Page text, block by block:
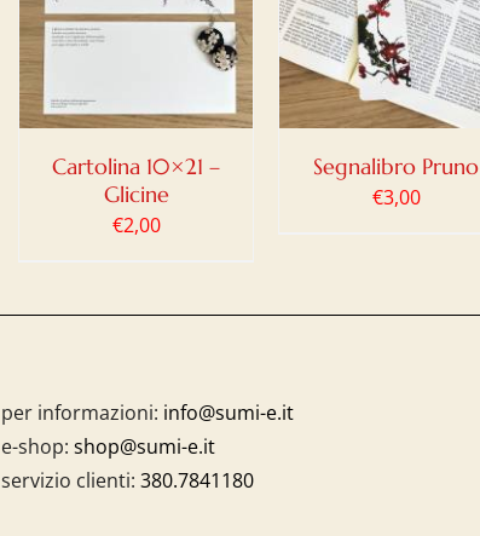
Cartolina 10×21 –
Glicine
€2,00
CARRELLO /
DETTAGLI
Segnalibro Pruno
€3,00
per informazioni: info@sumi-e.it
e-shop: shop@sumi-e.it
servizio clienti: 380.7841180